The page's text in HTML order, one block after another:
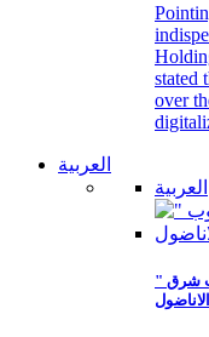
stated
over
العربية
العربية
" إن العراق هو الشريان الحيوي لاقتصاد جنوب شرق